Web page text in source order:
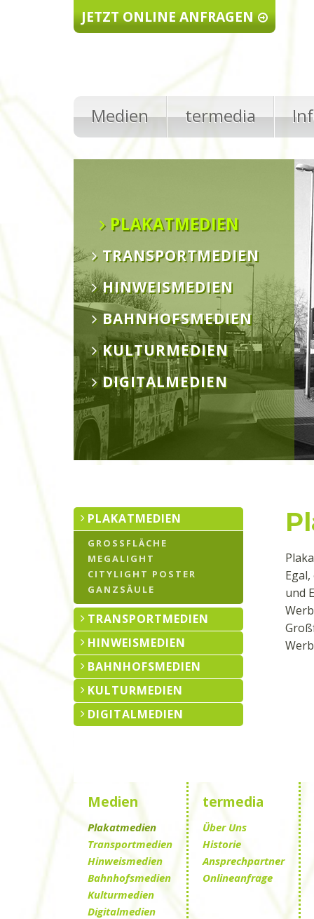
Direkt zum InhaltJETZT ONLINE ANFRAGEN
Medien termedia
PLAKATMEDIEN
TRANSPORTMEDIEN
HINWEISMEDIEN
BAHNHOFSMEDIEN
KULTURMEDIEN
DIGITALMEDIEN
PLAKATMEDIEN
GROSSFLÄCHE
MEGALIGHT
CITYLIGHT POSTER
GANZSÄULE
TRANSPORTMEDIEN
HINWEISMEDIEN
BAHNHOFSMEDIEN
KULTURMEDIEN
DIGITALMEDIEN
und
Medien
Plakatmedien
Transportmedien
Hinweismedien
Bahnhofsmedien
Kulturmedien
Digitalmedien
termedia
Über Uns
Historie
Ansprechpartner
Onlineanfrage